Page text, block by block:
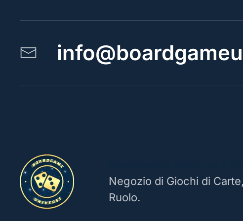
Negozio di Giochi di
Ruolo.